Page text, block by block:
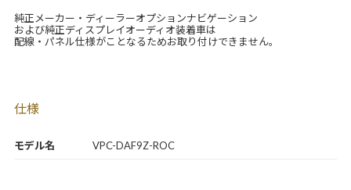
モデル名 VPC-DAF9Z-ROC
純正メーカー・ディーラーオプションナビゲーション
および純正ディスプレイオーディオ装着車は
配線・パネル仕様がことなるためお取り付けできません。
仕様